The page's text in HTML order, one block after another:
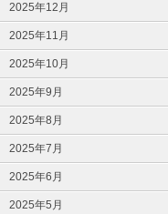
2025年12月
2025年11月
2025年10月
2025年9月
2025年8月
2025年7月
2025年6月
2025年5月